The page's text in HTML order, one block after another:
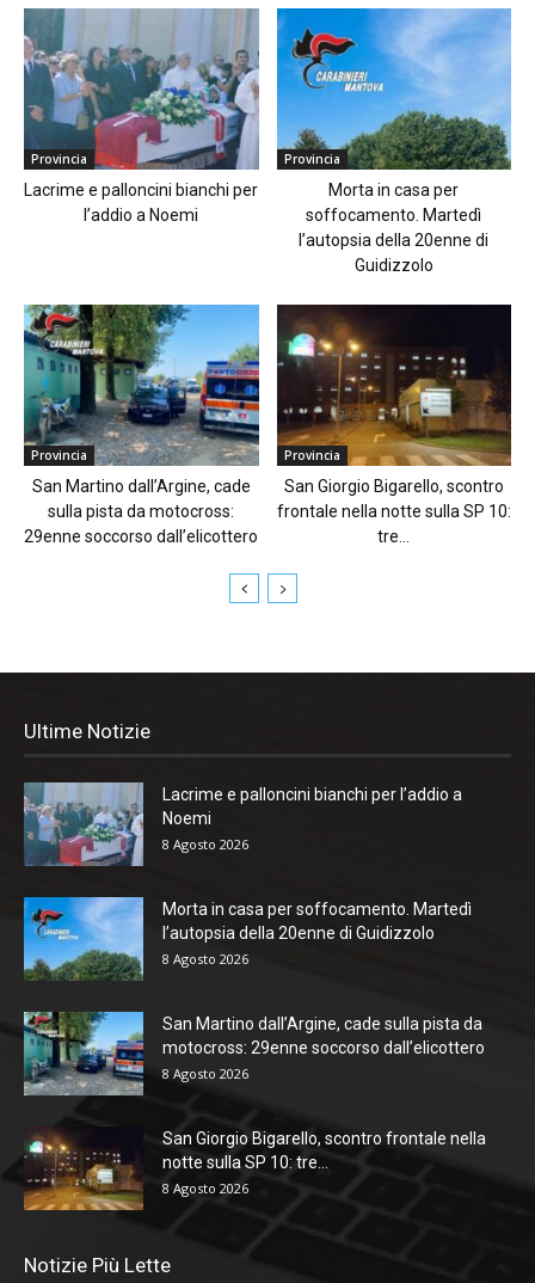
Provincia
Lacrime e palloncini bianchi per
l’addio a Noemi
Provincia
Morta in casa per
soffocamento. Martedì
l’autopsia della 20enne di
Guidizzolo
Provincia
San Martino dall’Argine, cade
sulla pista da motocross:
29enne soccorso dall’elicottero
Provincia
San Giorgio Bigarello, scontro
frontale nella notte sulla SP 10:
tre...
Ultime Notizie
Lacrime e palloncini bianchi per l’addio a
Noemi
8 Agosto 2026
Morta in casa per soffocamento. Martedì
l’autopsia della 20enne di Guidizzolo
8 Agosto 2026
San Martino dall’Argine, cade sulla pista da
motocross: 29enne soccorso dall’elicottero
8 Agosto 2026
San Giorgio Bigarello, scontro frontale nella
notte sulla SP 10: tre...
8 Agosto 2026
Notizie Più Lette